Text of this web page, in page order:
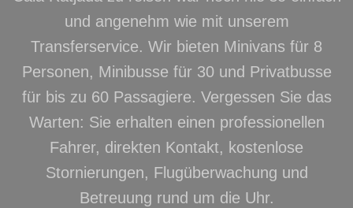
und angenehm wie mit unserem
Transferservice. Wir bieten Minivans für 8
Personen, Minibusse für 30 und Privatbusse
für bis zu 60 Passagiere. Vergessen Sie das
Warten: Sie erhalten einen professionellen
Fahrer, direkten Kontakt, kostenlose
Stornierungen, Flugüberwachung und
Betreuung rund um die Uhr.